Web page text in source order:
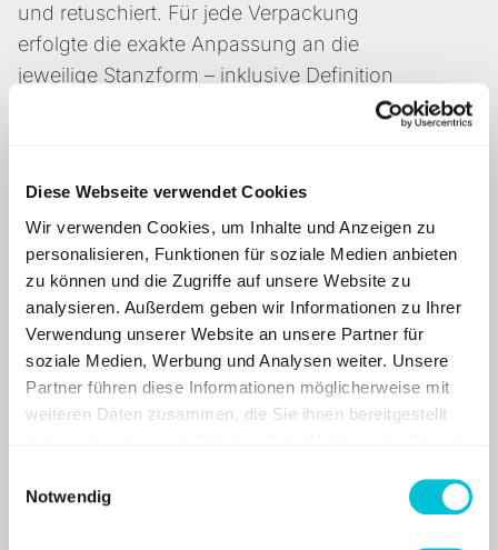
Diese Webseite verwendet Cookies
Wir verwenden Cookies, um Inhalte und Anzeigen zu
personalisieren, Funktionen für soziale Medien anbieten
zu können und die Zugriffe auf unsere Website zu
analysieren. Außerdem geben wir Informationen zu Ihrer
Verwendung unserer Website an unsere Partner für
soziale Medien, Werbung und Analysen weiter. Unsere
Partner führen diese Informationen möglicherweise mit
weiteren Daten zusammen, die Sie ihnen bereitgestellt
Notwendig
und retuschiert. Für jede Verpackung
erfolgte die exakte Anpassung an die
jeweilige Stanzform – inklusive Definition
aufbereitet. Die CI-Vorgaben wurden in
Bezug auf Farben, Logoabstände,
Schriftgrößen und Gestaltungselemente
streng eingehalten. Zusätzlich wurden
farbverbindliche GMG-Proofs mit FOGRA-
Medienkeil zur sicheren Freigabe erstellt
und fotorealistische 3D-Packshots
generiert.